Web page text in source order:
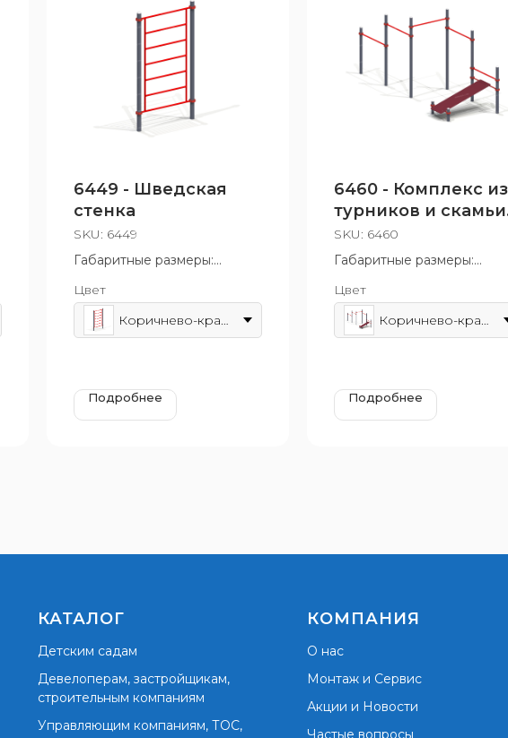
6449 - Шведская
стенка
SKU: 6449
Габаритные размеры:
Возрастная группа: от 14 лет
Цвет
Подробнее
6460 - Комплекс
турников и скамьи
для пресса
SKU: 6460
Габаритные размеры:
Возрастная группа: от 14
Цвет
Подробнее
КАТАЛОГ
Детским садам
Девелоперам, застройщикам,
строительным компаниям
Управляющим компаниям, ТОС,
КОМПАНИЯ
О нас
Монтаж и Сервис
Акции и Новости
Частые вопросы